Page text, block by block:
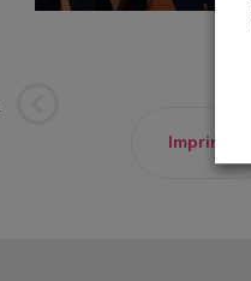
Imprimer